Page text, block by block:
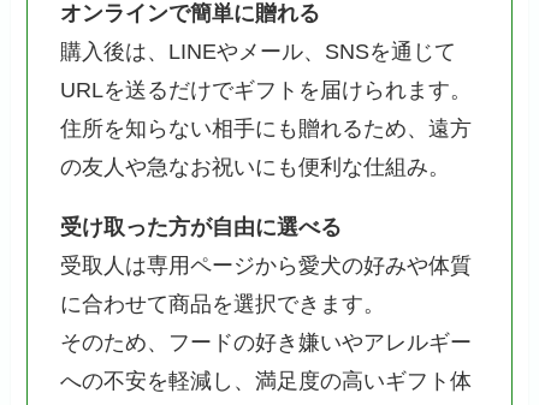
オンラインで簡単に贈れる
購入後は、LINEやメール、SNSを通じて
URLを送るだけでギフトを届けられます。
住所を知らない相手にも贈れるため、遠方
の友人や急なお祝いにも便利な仕組み。
受け取った方が自由に選べる
受取人は専用ページから愛犬の好みや体質
に合わせて商品を選択できます。
そのため、フードの好き嫌いやアレルギー
への不安を軽減し、満足度の高いギフト体